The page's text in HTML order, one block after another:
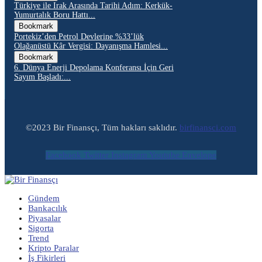
Türkiye ile Irak Arasında Tarihi Adım: Kerkük-
Yumurtalık Boru Hattı...
Bookmark
Portekiz’den Petrol Devlerine %33’lük
Olağanüstü Kâr Vergisi: Dayanışma Hamlesi...
Bookmark
6. Dünya Enerji Depolama Konferansı İçin Geri
Sayım Başladı:...
©2023 Bir Finansçı, Tüm hakları saklıdır. birfinansci.com
Facebook Twitter Instagram Youtube Envelope
Gündem
Bankacılık
Piyasalar
Sigorta
Trend
Kripto Paralar
İş Fikirleri